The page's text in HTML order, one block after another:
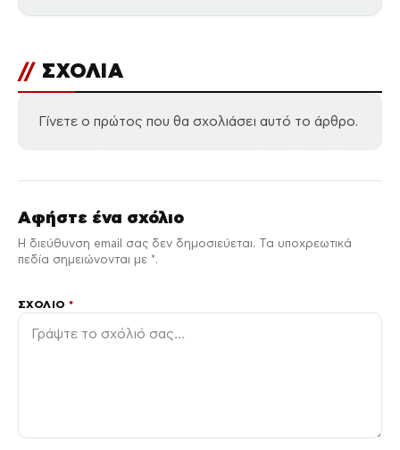
// ΣΧΟΛΙΑ
Γίνετε ο πρώτος που θα σχολιάσει αυτό το άρθρο.
Αφήστε ένα σχόλιο
Η διεύθυνση email σας δεν δημοσιεύεται. Τα υποχρεωτικά
πεδία σημειώνονται με *.
ΣΧΌΛΙΟ*